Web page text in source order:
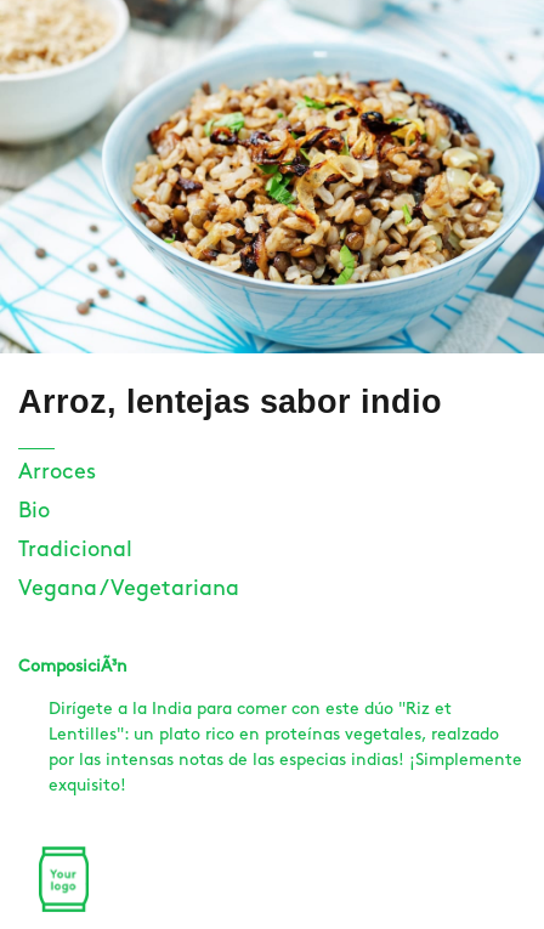
Arroz, lentejas sabor indio
Arroces
Bio
Tradicional
Vegana / Vegetariana
ComposiciÃ³n
Dirígete a la India para comer con este dúo "Riz et
Lentilles": un plato rico en proteínas vegetales, realzado
por las intensas notas de las especias indias! ¡Simplemente
exquisito!